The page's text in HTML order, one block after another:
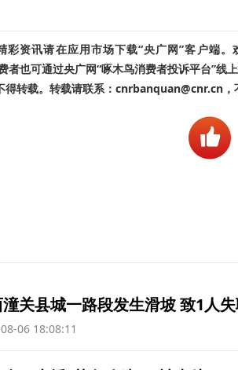
彩资讯请在应用市场下载“央广网”客户端
者也可通过央广网“啄木鸟消费者投诉平台”线
得转载。转载请联系：cnrbanquan@cnr.cn，
关县城一路段发生滑坡 致1人
06 18:08:11